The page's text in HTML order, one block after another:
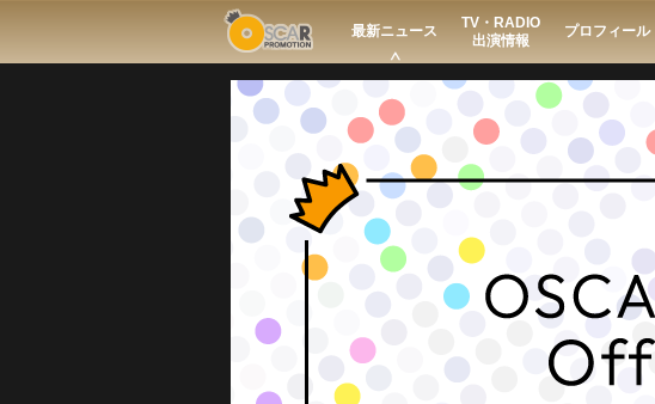
最新ニュース
TV・RADIO
出演情報
プロフィール